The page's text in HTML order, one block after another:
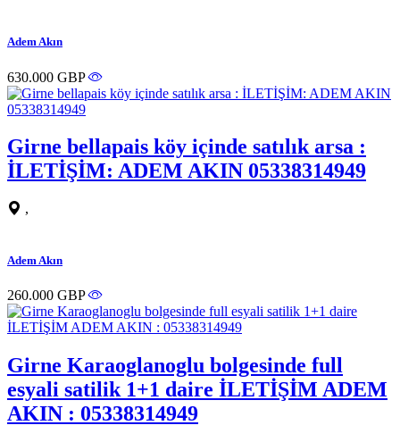
Adem Akın
630.000 GBP
Girne bellapais köy içinde satılık arsa :
İLETİŞİM: ADEM AKIN 05338314949
,
Adem Akın
260.000 GBP
Girne Karaoglanoglu bolgesinde full
esyali satilik 1+1 daire İLETİŞİM ADEM
AKIN : 05338314949